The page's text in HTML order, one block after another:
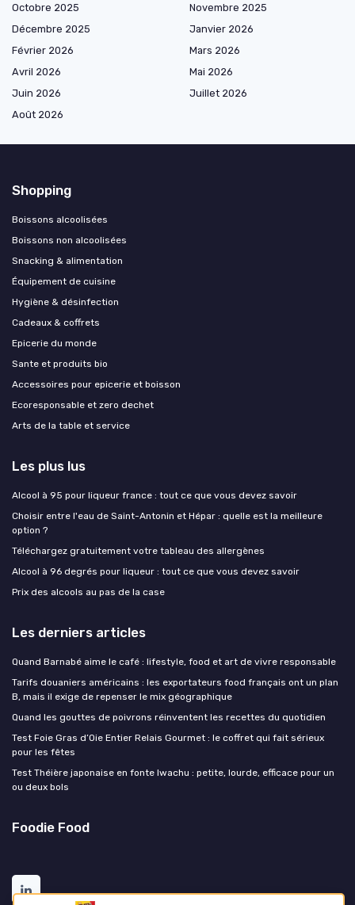
Octobre 2025
Novembre 2025
Décembre 2025
Janvier 2026
Février 2026
Mars 2026
Avril 2026
Mai 2026
Juin 2026
Juillet 2026
Août 2026
Shopping
Boissons alcoolisées
Boissons non alcoolisées
Snacking & alimentation
Équipement de cuisine
Hygiène & désinfection
Cadeaux & coffrets
Epicerie du monde
Sante et produits bio
Accessoires pour epicerie et boisson
Ecoresponsable et zero dechet
Arts de la table et service
Les plus lus
Alcool à 95 pour liqueur france : tout ce que vous devez savoir
Choisir entre l'eau de Saint-Antonin et Hépar : quelle est la meilleure
option ?
Téléchargez gratuitement votre tableau des allergènes
Alcool à 96 degrés pour liqueur : tout ce que vous devez savoir
Prix des alcools au pas de la case
Les derniers articles
Quand Barnabé aime le café : lifestyle, food et art de vivre responsable
Tarifs douaniers américains : les exportateurs food français ont un plan
B, mais il exige de repenser le mix géographique
Quand les gouttes de poivrons réinventent les recettes du quotidien
Test Foie Gras d’Oie Entier Relais Gourmet : le coffret qui fait sérieux
pour les fêtes
Test Théière japonaise en fonte Iwachu : petite, lourde, efficace pour un
ou deux bols
Foodie Food